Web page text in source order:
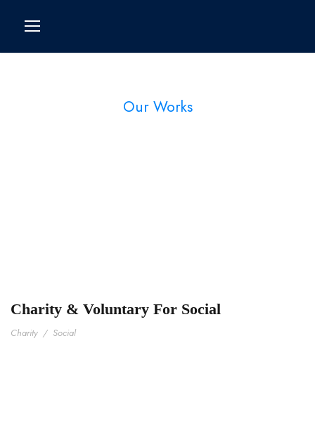
Our Works
Charity & Voluntary For Social
Charity / Social